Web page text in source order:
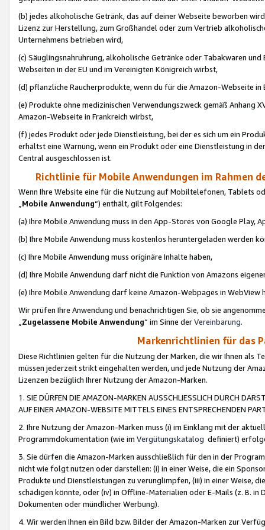
(b) jedes alkoholische Getränk, das auf deiner Webseite beworben
Lizenz zur Herstellung, zum Großhandel oder zum Vertrieb
Unternehmens betrieben wird,
(c) Säuglingsnahruhrung, alkoholische Getränke oder Tabakwaren
Webseiten in der EU und im Vereinigten Königreich wirbst,
(d) pflanzliche Raucherprodukte, wenn du für die Amazon-Webseite in
(e) Produkte ohne medizinischen Verwendungszweck gemäß Anhang
Amazon-Webseite in Frankreich wirbst,
(f) jedes Produkt oder jede Dienstleistung, bei der es sich um ein
erhältst eine Warnung, wenn ein Produkt oder eine Dienstleistung in
Central ausgeschlossen ist.
Richtlinie für Mobile Anwendungen im Rahmen
Wenn Ihre Website eine für die Nutzung auf Mobiltelefonen, Tablets
„Mobile Anwendung“) enthält, gilt Folgendes:
(a) Ihre Mobile Anwendung muss in den App-Stores von Google Play,
(b) Ihre Mobile Anwendung muss kostenlos heruntergeladen werden
(c) Ihre Mobile Anwendung muss originäre Inhalte haben,
(d) Ihre Mobile Anwendung darf nicht die Funktion von Amazons
(e) Ihre Mobile Anwendung darf keine Amazon-Webpages in WebView
Wir prüfen Ihre Anwendung und benachrichtigen Sie, ob sie
„Zugelassene Mobile Anwendung“ im Sinne derVereinbarung.
Markenrichtlinien für das
Diese Richtlinien gelten für die Nutzung der Marken, die wir Ihnen als
müssen jederzeit strikt eingehalten werden, und jede Nutzung der
Lizenzen bezüglich Ihrer Nutzung der Amazon-Marken.
1. SIE DÜRFEN DIE AMAZON-MARKEN AUSSCHLIESSLICH DURCH
AUF EINER AMAZON-WEBSITE MITTELS EINES ENTSPRECHENDEN
2. Ihre Nutzung der Amazon-Marken muss (i) im Einklang mit der
Programmdokumentation (wie im Vergütungskatalog definiert)
3. Sie dürfen die Amazon-Marken ausschließlich für den in der
nicht wie folgt nutzen oder darstellen: (i) in einer Weise, die ein
Produkte und Dienstleistungen zu verunglimpfen, (iii) in einer Weise,
schädigen könnte, oder (iv) in Offline-Materialien oder E-Mails (z. B. in
Dokumenten oder mündlicher Werbung).
4. Wir werden Ihnen ein Bild bzw. Bilder der Amazon-Marken zur